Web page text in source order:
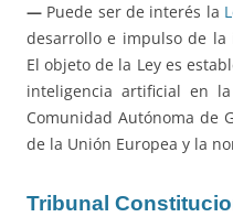
— Puede ser de interés la
desarrollo e impulso de
El objeto de la Ley es
inteligencia artificial en
Comunidad Autónoma de
de la Unión Europea y la
Tribunal